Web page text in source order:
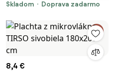
Skladom
Doprava zadarmo
8,4 €